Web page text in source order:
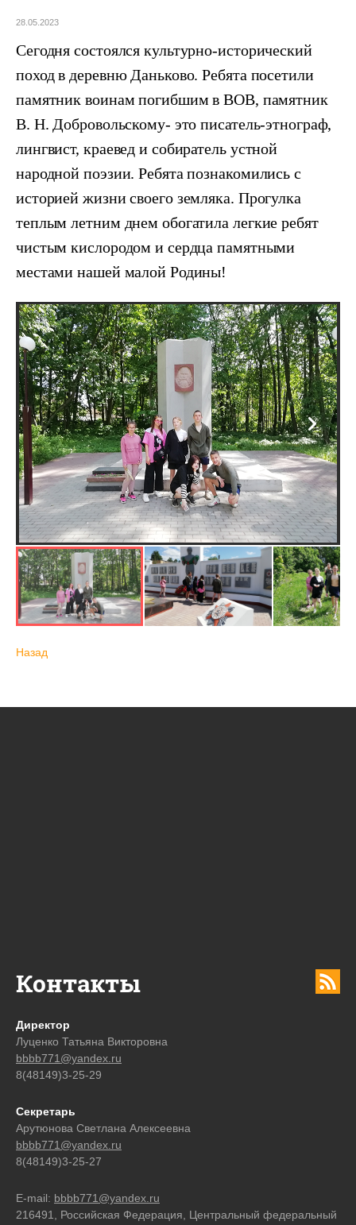
28.05.2023
Сегодня состоялся культурно-исторический
поход в деревню Даньково. Ребята посетили
памятник воинам погибшим в ВОВ, памятник
В. Н. Добровольскому- это писатель-этнограф,
лингвист, краевед и собиратель устной
народной поэзии. Ребята познакомились с
историей жизни своего земляка. Прогулка
теплым летним днем обогатила легкие ребят
чистым кислородом и сердца памятными
местами нашей малой Родины!
Назад
Контакты
Директор
Луценко Татьяна Викторовна
bbbb771@yandex.ru
8(48149)3-25-29
Секретарь
Арутюнова Светлана Алексеевна
bbbb771@yandex.ru
8(48149)3-25-27
E-mail: bbbb771@yandex.ru
216491, Российская Федерация, Центральный федеральный